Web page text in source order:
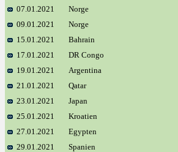
07.01.2021
Norge
09.01.2021
Norge
15.01.2021
Bahrain
17.01.2021
DR Congo
19.01.2021
Argentina
21.01.2021
Qatar
23.01.2021
Japan
25.01.2021
Kroatien
27.01.2021
Egypten
29.01.2021
Spanien